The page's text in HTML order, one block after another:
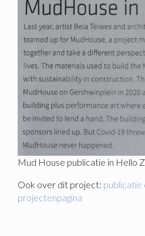
Mud House publicatie in Hello
Ook over dit project:
projectenpagina